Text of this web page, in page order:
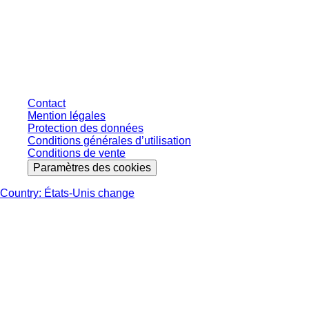
Contact
Mention légales
Protection des données
Conditions générales d’utilisation
Conditions de vente
Paramètres des cookies
Country: États-Unis change